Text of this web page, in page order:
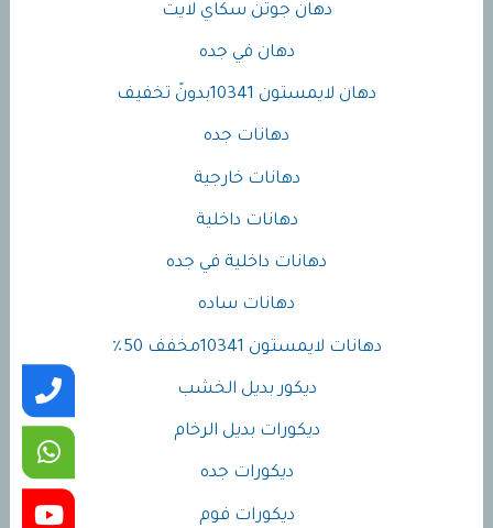
دهان جوتن سكاي لايت
دهان في جده
دهان لايمستون 10341بدونً تخفيف
دهانات جده
دهانات خارجية
دهانات داخلية
دهانات داخلية في جده
دهانات ساده
دهانات لايمستون 10341مخفف 50٪
ديكور بديل الخشب
ديكورات بديل الرخام
ديكورات جده
ديكورات فوم